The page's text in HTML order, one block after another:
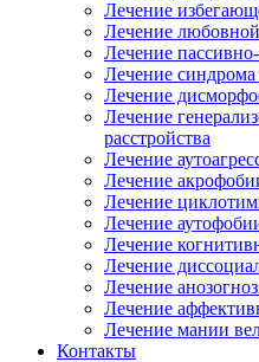
Лечение
Лечение
Лечение пассивно-
Лечение
Лечение
Лечение
расстройства
Лечение
Лечение
Лечение
Лечение
Лечение
Лечение
Лечение
Лечение
Лечение мании
Контакты